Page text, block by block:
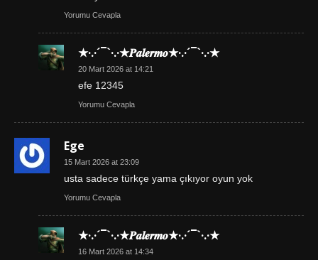
Yorumu Cevapla
★·.·´¯`·.·★𝑷𝒂𝒍𝒆𝒓𝒎𝒐★·.·´¯`·.·★
20 Mart 2026 at 14:21
efe 12345
Yorumu Cevapla
Ege
15 Mart 2026 at 23:09
usta sadece türkçe yama çıkıyor oyun yok
Yorumu Cevapla
★·.·´¯`·.·★𝑷𝒂𝒍𝒆𝒓𝒎𝒐★·.·´¯`·.·★
16 Mart 2026 at 14:34